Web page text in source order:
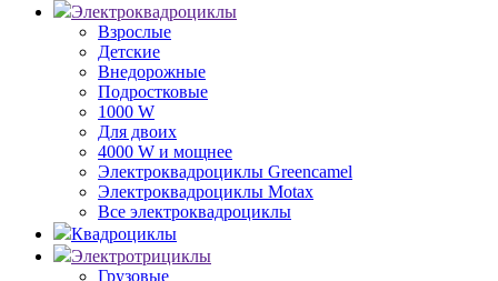
Электроквадроциклы
Взрослые
Детские
Внедорожные
Подростковые
1000 W
Для двоих
4000 W и мощнее
Электроквадроциклы Greencamel
Электроквадроциклы Motax
Все электроквадроциклы
Квадроциклы
Электротрициклы
Грузовые